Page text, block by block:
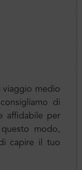
viaggio medio
di
affidabile per
modo,
capire il tuo